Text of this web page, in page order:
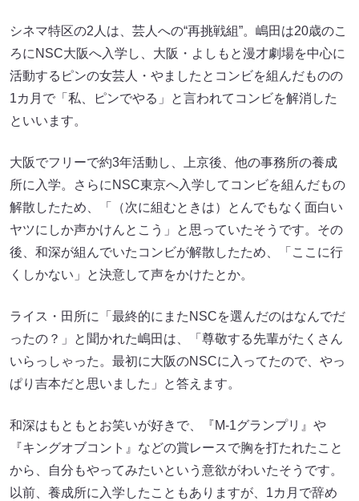
シネマ特区の2人は、芸人への“再挑戦組”。嶋田は20歳のこ
ろにNSC大阪へ入学し、大阪・よしもと漫才劇場を中心に
活動するピンの女芸人・やましたとコンビを組んだものの
1カ月で「私、ピンでやる」と言われてコンビを解消した
といいます。
大阪でフリーで約3年活動し、上京後、他の事務所の養成
所に入学。さらにNSC東京へ入学してコンビを組んだもの
解散したため、「（次に組むときは）とんでもなく面白い
ヤツにしか声かけんとこう」と思っていたそうです。その
後、和深が組んでいたコンビが解散したため、「ここに行
くしかない」と決意して声をかけたとか。
ライス・田所に「最終的にまたNSCを選んだのはなんでだ
ったの？」と聞かれた嶋田は、「尊敬する先輩がたくさん
いらっしゃった。最初に大阪のNSCに入ってたので、やっ
ぱり吉本だと思いました」と答えます。
和深はもともとお笑いが好きで、『M-1グランプリ』や
『キングオブコント』などの賞レースで胸を打たれたこと
から、自分もやってみたいという意欲がわいたそうです。
以前、養成所に入学したこともありますが、1カ月で辞め